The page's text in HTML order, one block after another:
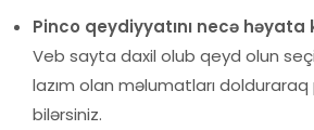
Pinco qeydiyyatını necə həyata
Veb sayta daxil olub qeyd olun
lazım olan məlumatları
bilərsiniz.